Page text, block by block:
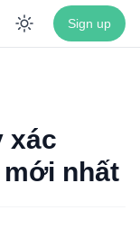
Enable
Sign up
xác
nhất